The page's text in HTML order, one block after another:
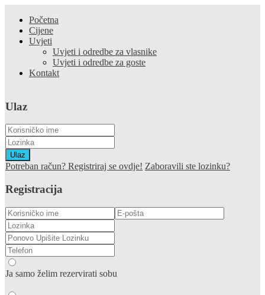
Početna
Cijene
Uvjeti
Uvjeti i odredbe za vlasnike
Uvjeti i odredbe za goste
Kontakt
Ulaz
Ulaz
Potreban račun? Registriraj se ovdje! Zaboravili ste lozinku?
Registracija
Ja samo želim rezervirati sobu